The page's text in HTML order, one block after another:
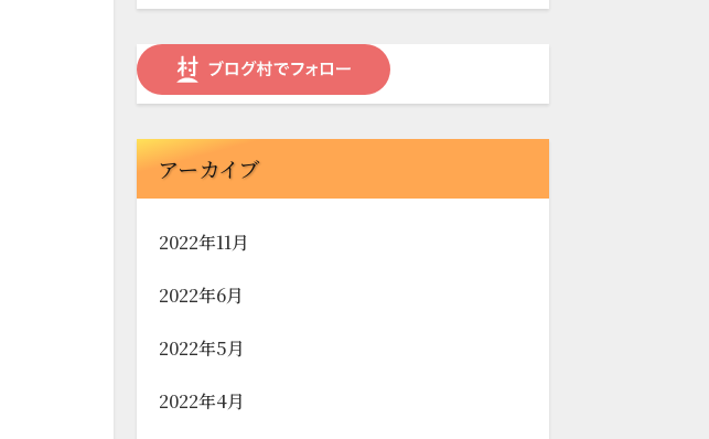
アーカイブ
2022年11月
2022年6月
2022年5月
2022年4月